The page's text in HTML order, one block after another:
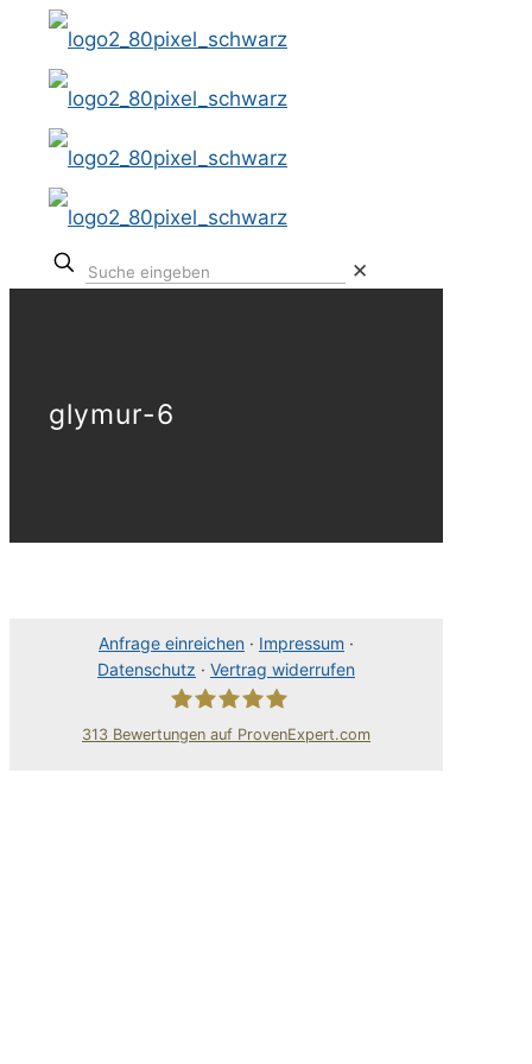
✕
glymur-6
Anfrage einreichen · Impressum ·
Datenschutz · Vertrag widerrufen
313 Bewertungen auf ProvenExpert.com